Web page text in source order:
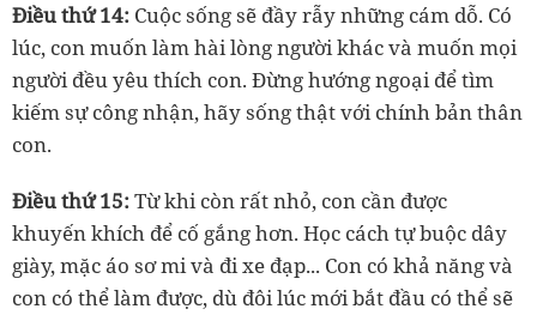
Điều thứ 14: Cuộc sống sẽ đầy rẫy những cám dỗ. Có
lúc, con muốn làm hài lòng người khác và muốn mọi
người đều yêu thích con. Đừng hướng ngoại để tìm
kiếm sự công nhận, hãy sống thật với chính bản thân
con.
Điều thứ 15:Từ khi còn rất nhỏ, con cần được
khuyến khích để cố gắng hơn. Học cách tự buộc dây
giày, mặc áo sơ mi và đi xe đạp... Con có khả năng và
con có thể làm được, dù đôi lúc mới bắt đầu có thể sẽ